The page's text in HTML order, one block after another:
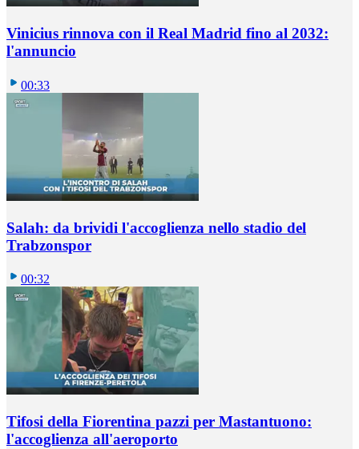
Vinicius rinnova con il Real Madrid fino al 2032:
l'annuncio
00:33
Salah: da brividi l'accoglienza nello stadio del
Trabzonspor
00:32
Tifosi della Fiorentina pazzi per Mastantuono:
l'accoglienza all'aeroporto